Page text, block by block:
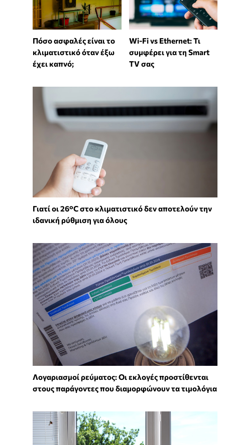
Πόσο ασφαλές είναι το
κλιματιστικό όταν έξω
έχει καπνό;
Wi-Fi vs Ethernet: Τι
συμφέρει για τη Smart
TV σας
Γιατί οι 26°C στο κλιματιστικό δεν αποτελούν την
ιδανική ρύθμιση για όλους
Λογαριασμοί ρεύματος: Οι εκλογές προστίθενται
στους παράγοντες που διαμορφώνουν τα τιμολόγια